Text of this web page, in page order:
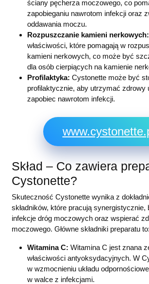
ściany pęcherza moczowego, co
zapobieganiu nawrotom infekcji oraz
oddawania moczu.
Rozpuszczanie kamieni nerkowych:
właściwości, które pomagają w
kamieni nerkowych, co może być
dla osób cierpiących na kamienie
Profilaktyka: Cystonette może być
profilaktycznie, aby utrzymać zdrowy
zapobiec nawrotom infekcji.
Skład – Co zawiera
Cystonette?
Skuteczność Cystonette wynika z
składników, które pracują synergistycznie,
infekcje dróg moczowych oraz wspierać
moczowego. Główne składniki preparatu to:
Witamina C: Witamina C jest znana
właściwości antyoksydacyjnych. W
w wzmocnieniu układu
w walce z infekcjami.